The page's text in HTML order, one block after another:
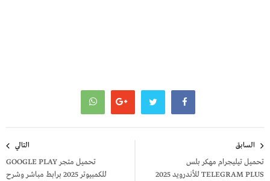
المقالات
السابق
تحميل تيليجرام مهكر بلس
TELEGRAM PLUS للأندرويد 2025
التالي
تحميل متجر GOOGLE PLAY
للكمبيوتر 2025 برابط مباشر وشرح